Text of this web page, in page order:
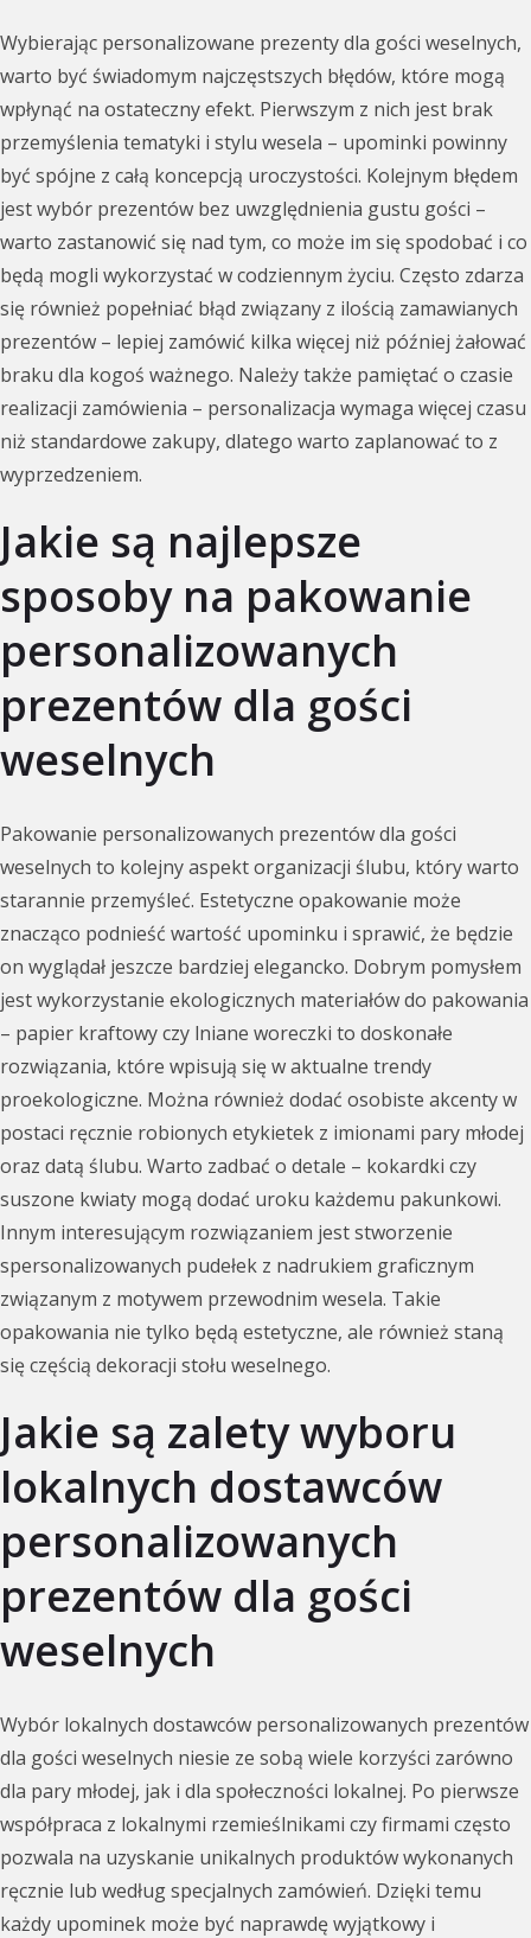
Wybierając personalizowane prezenty dla gości weselnych,
warto być świadomym najczęstszych błędów, które mogą
wpłynąć na ostateczny efekt. Pierwszym z nich jest brak
przemyślenia tematyki i stylu wesela – upominki powinny
być spójne z całą koncepcją uroczystości. Kolejnym błędem
jest wybór prezentów bez uwzględnienia gustu gości –
warto zastanowić się nad tym, co może im się spodobać i co
będą mogli wykorzystać w codziennym życiu. Często zdarza
się również popełniać błąd związany z ilością zamawianych
prezentów – lepiej zamówić kilka więcej niż później żałować
braku dla kogoś ważnego. Należy także pamiętać o czasie
realizacji zamówienia – personalizacja wymaga więcej czasu
niż standardowe zakupy, dlatego warto zaplanować to z
wyprzedzeniem.
Jakie są najlepsze
sposoby na pakowanie
personalizowanych
prezentów dla gości
weselnych
Pakowanie personalizowanych prezentów dla gości
weselnych to kolejny aspekt organizacji ślubu, który warto
starannie przemyśleć. Estetyczne opakowanie może
znacząco podnieść wartość upominku i sprawić, że będzie
on wyglądał jeszcze bardziej elegancko. Dobrym pomysłem
jest wykorzystanie ekologicznych materiałów do pakowania
– papier kraftowy czy lniane woreczki to doskonałe
rozwiązania, które wpisują się w aktualne trendy
proekologiczne. Można również dodać osobiste akcenty w
postaci ręcznie robionych etykietek z imionami pary młodej
oraz datą ślubu. Warto zadbać o detale – kokardki czy
suszone kwiaty mogą dodać uroku każdemu pakunkowi.
Innym interesującym rozwiązaniem jest stworzenie
spersonalizowanych pudełek z nadrukiem graficznym
związanym z motywem przewodnim wesela. Takie
opakowania nie tylko będą estetyczne, ale również staną
się częścią dekoracji stołu weselnego.
Jakie są zalety wyboru
lokalnych dostawców
personalizowanych
prezentów dla gości
weselnych
Wybór lokalnych dostawców personalizowanych prezentów
dla gości weselnych niesie ze sobą wiele korzyści zarówno
dla pary młodej, jak i dla społeczności lokalnej. Po pierwsze
współpraca z lokalnymi rzemieślnikami czy firmami często
pozwala na uzyskanie unikalnych produktów wykonanych
ręcznie lub według specjalnych zamówień. Dzięki temu
każdy upominek może być naprawdę wyjątkowy i